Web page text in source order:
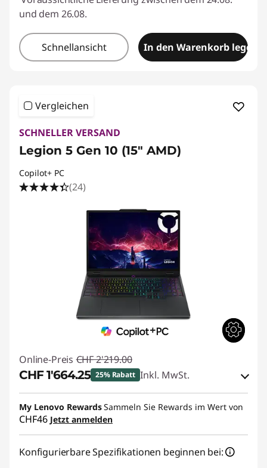
und dem 26.08.
Schnellansicht In den Warenkorb legen
Vergleichen
SCHNELLER VERSAND
Legion 5 Gen 10 (15" AMD)
Copilot+ PC
(24)
Online-Preis CHF 2'219.00
CHF 1'664.25 25% Rabatt Inkl. MwSt.
eCoupon-Rabatt :-CHF 554.75
eCoupon :SALES
My Lenovo RewardsSammeln Sie Rewards im Wert von
CHF46 Jetzt anmelden
Konfigurierbare Spezifikationen beginnen bei: